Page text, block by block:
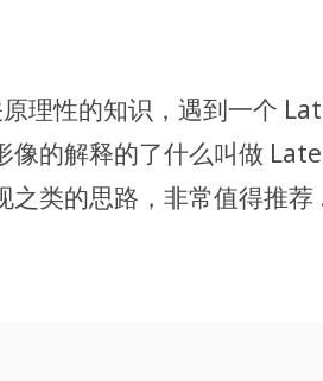
理性的知识，遇到一个
的解释的了什么叫做
之类的思路，非常值得推荐